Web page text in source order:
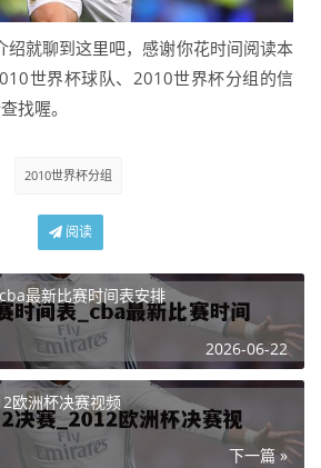
就聊到这里吧，感谢你花时间阅读本
世界杯球队、2010世界杯分组的信
找喔。
2010世界杯分组
阅读
最新比赛时间表安排
2026-06-22
欧洲杯决赛视频
下一篇 »